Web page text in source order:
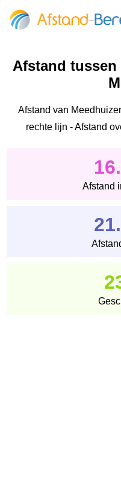
Afstand tussen
Afstand van
rechte lijn - Afstand
Afstand